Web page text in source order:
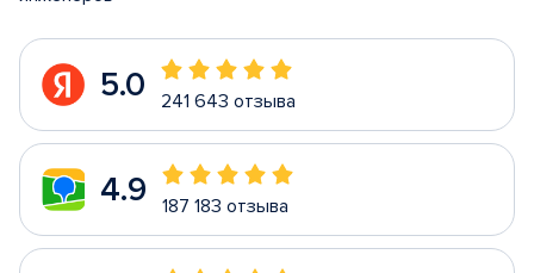
5.0 241 643 отзыва
4.9 187 183 отзыва